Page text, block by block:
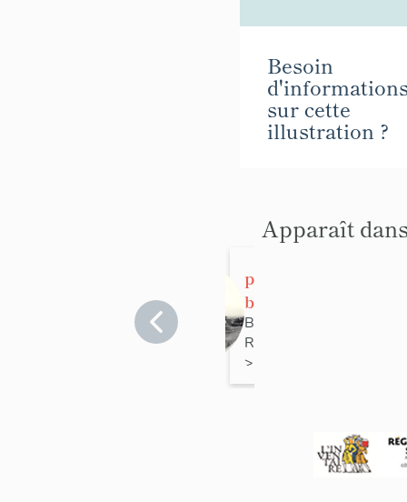
Besoin
sur cette
illustration ?
Apparaît
ponton-
bigue
Samsonne
Bouches-du-
Rhône
>
Marseille 16e